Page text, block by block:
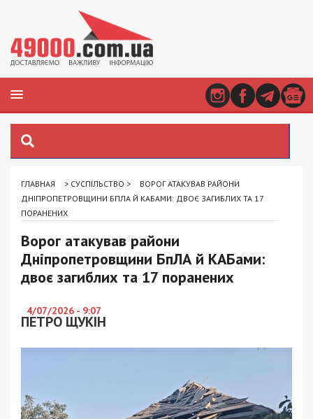
ГЛАВНАЯ > СУСПІЛЬСТВО >
ВОРОГ АТАКУВАВ РАЙОНИ
ДНІПРОПЕТРОВЩИНИ БПЛА Й КАБАМИ: ДВОЄ ЗАГИБЛИХ ТА 17
ПОРАНЕНИХ
Ворог атакував райони
Дніпропетровщини БпЛА й КАБами:
двоє загиблих та 17 поранених
4/07/2026 - 9:07
ПЕТРО ЩУКІН